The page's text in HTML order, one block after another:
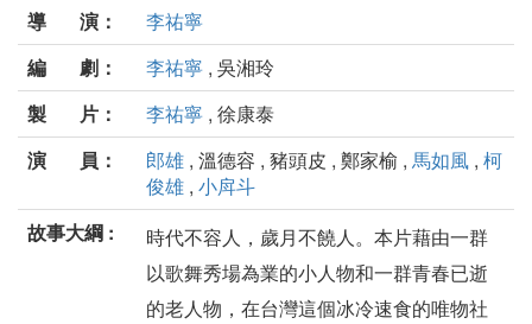
導 演：
李祐寧
編 劇：
李祐寧 , 吳湘玲
製 片：
李祐寧 , 徐康泰
演 員：
郎雄 , 溫德容 , 豬頭皮 , 鄭家榆 , 馬如風 , 柯
俊雄 , 小戽斗
故事大綱 :
時代不容人，歲月不饒人。本片藉由一群
以歌舞秀場為業的小人物和一群青春已逝
的老人物，在台灣這個冰冷速食的唯物社